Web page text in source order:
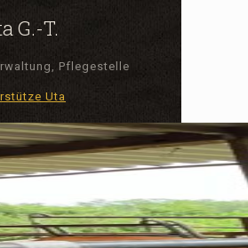
G.-T.
Pflegestelle
Uta